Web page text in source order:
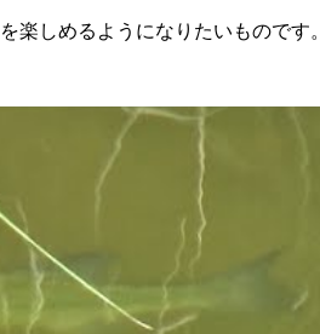
楽しめるようになりたいものです。